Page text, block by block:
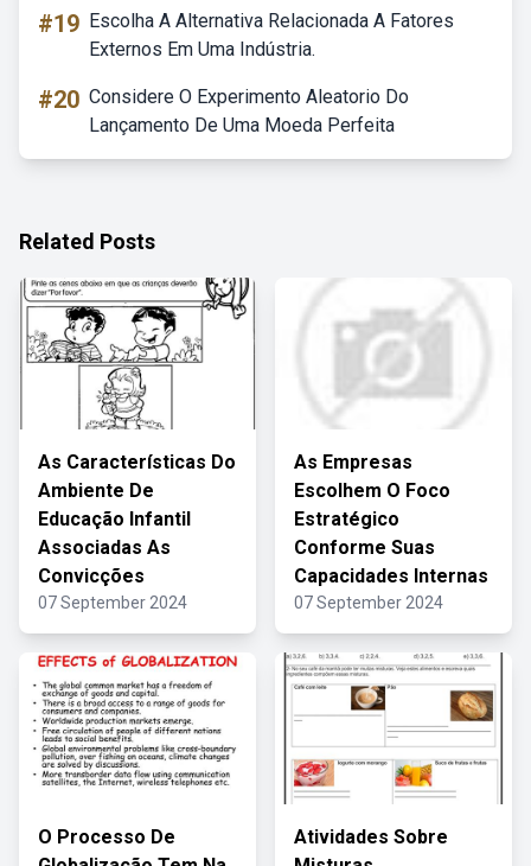
#19 Escolha A Alternativa Relacionada A Fatores
Externos Em Uma Indústria.
#20 Considere O Experimento Aleatorio Do
Lançamento De Uma Moeda Perfeita
Related Posts
As Características Do
Ambiente De
Educação Infantil
Associadas As
Convicções
07 September 2024
As Empresas
Escolhem O Foco
Estratégico
Conforme Suas
Capacidades Internas
07 September 2024
O Processo De
Atividades Sobre